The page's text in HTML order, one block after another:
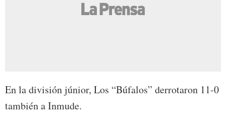
En la división júnior, Los “Búfalos” derrotaron 11-0
también a Inmude.